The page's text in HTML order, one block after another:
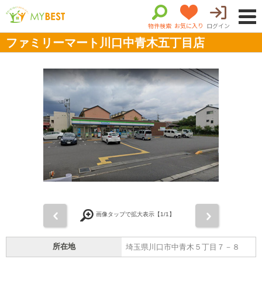
物件検索 お気に入り ログイン
ファミリーマート川口中青木五丁目店
画像タップで拡大表示【1/1】
所在地 埼玉県川口市中青木５丁目７－８